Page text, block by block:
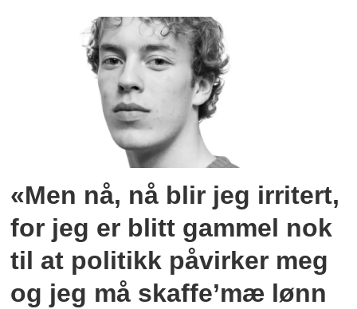
«Men nå, nå blir jeg irritert,
for jeg er blitt gammel nok
til at politikk påvirker meg
og jeg må skaffe’mæ lønn